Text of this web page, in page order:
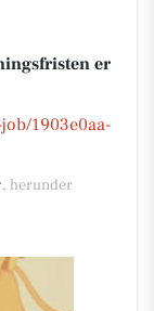
er
1903e0aa-
herunder